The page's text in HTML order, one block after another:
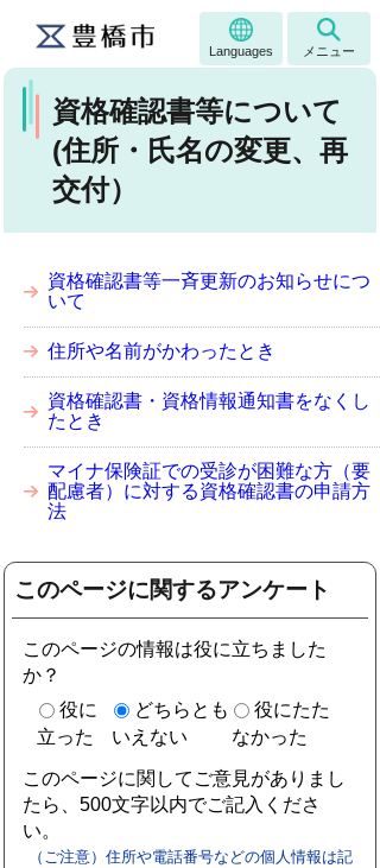
Languages メニュー
資格確認書等について
(住所・氏名の変更、再
交付）
資格確認書等一斉更新のお知らせにつ
いて
住所や名前がかわったとき
資格確認書・資格情報通知書をなくし
たとき
マイナ保険証での受診が困難な方（要
配慮者）に対する資格確認書の申請方
法
このページに関するアンケート
このページの情報は役に立ちました
か？
役に
立った
どちらとも
いえない
役にたた
なかった
このページに関してご意見がありまし
たら、500文字以内でご記入くださ
い。
（ご注意）住所や電話番号などの個人情報は記